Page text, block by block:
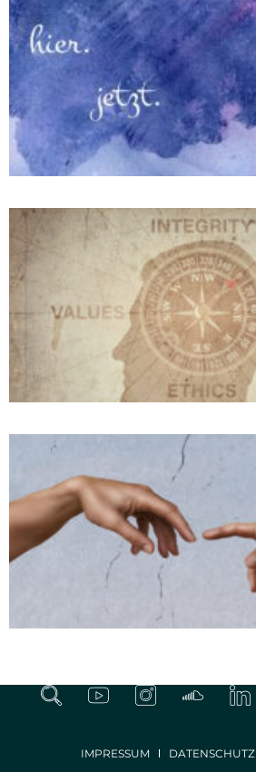
IMPRESSUM DATENSCHUTZ